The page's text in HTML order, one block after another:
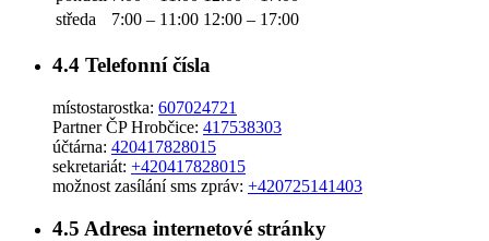
středa
7:00 – 11:00 12:00 – 17:00
4.4 Telefonní čísla
místostarostka: 607024721
Partner ČP Hrobčice: 417538303
účtárna: 420417828015
sekretariát: +420417828015
možnost zasílání sms zpráv: +420725141403
4.5 Adresa internetové stránky